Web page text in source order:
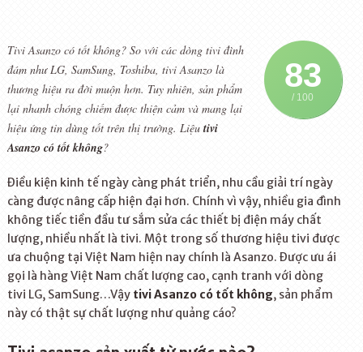
83
/ 100
Tivi Asanzo có tốt không? So với các dòng tivi đình
đám như LG, SamSung, Toshiba, tivi Asanzo là
thương hiệu ra đời muộn hơn. Tuy nhiên, sản phẩm
lại nhanh chóng chiếm được thiện cảm và mang lại
hiệu ứng tin dùng tốt trên thị trường. Liệu tivi
Asanzo có tốt không?
Điều kiện kinh tế ngày càng phát triển, nhu cầu giải trí ngày
càng được nâng cấp hiện đại hơn. Chính vì vậy, nhiều gia đình
không tiếc tiền đầu tư sắm sửa các thiết bị điện máy chất
lượng, nhiều nhất là tivi. Một trong số thương hiệu tivi được
ưa chuộng tại Việt Nam hiện nay chính là Asanzo. Được ưu ái
gọi là hàng Việt Nam chất lượng cao, cạnh tranh với dòng
tivi LG, SamSung…Vậy tivi Asanzo có tốt không, sản phẩm
này có thật sự chất lượng như quảng cáo?